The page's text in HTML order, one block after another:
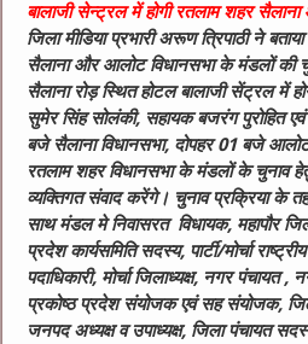
बालाजी सेन्ट्रल में होगी रतलाम शहर
जिला मीडिया प्रभारी अरूण त्रिपाठी ने
सैलाना और आलोट विधानसभा के मंडलों की
सैलाना रोड़ स्थित होटल बालाजी सेंट्रल में
सुमेर सिंह सोलंकी, सहायक बजरंग पुरोहित
बजे सैलाना विधानसभा, दोपहर 01 बजे
रतलाम शहर विधानसभा के मंडलों के चुनाव
व्यक्तिगत संवाद करेंगे। चुनाव प्रक्रिया के
साथ मंडल मे निवासरत विधायक, महापौर
प्रदेश कार्यसमिति सदस्य, पार्टी/मोर्चा
पदाधिकारी, मोर्चा जिलाध्यक्ष, नगर पंचायत ,
प्रकोष्ठ प्रदेश संयोजक एवं सह संयोजक,
जनपद अध्यक्ष व उपाध्यक्ष, जिला पंचायत